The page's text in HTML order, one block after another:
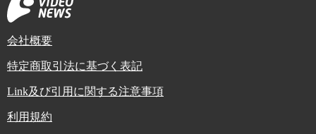
会社概要
特定商取引法に基づく表記
Link及び引用に関する注意事項
利用規約